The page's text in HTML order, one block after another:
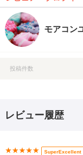
モアコン
投稿件数
レビュー履歴
★★★★★ SuperExcellent